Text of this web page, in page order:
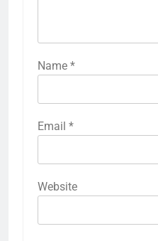
Name *
Email *
Website